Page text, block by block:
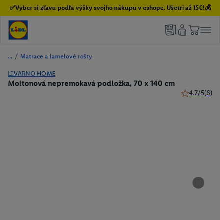
✅Vyber si zľavu podľa výšky svojho nákupu v eshope. Ušetri až 15€!💰
/ Matrace a lamelové rošty
LIVARNO HOME
Moltonová nepremokavá podložka, 70 x 140 cm
4.7/5(6)